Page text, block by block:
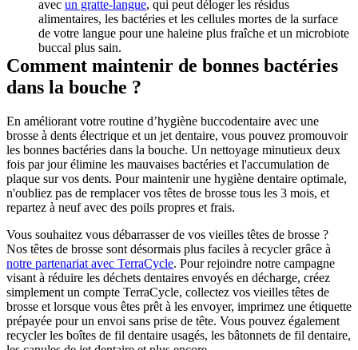
avec un gratte-langue, qui peut déloger les résidus
alimentaires, les bactéries et les cellules mortes de la surface
de votre langue pour une haleine plus fraîche et un microbiote
buccal plus sain.
Comment maintenir de bonnes bactéries
dans la bouche ?
En améliorant votre routine d’hygiène buccodentaire avec une
brosse à dents électrique et un jet dentaire, vous pouvez promouvoir
les bonnes bactéries dans la bouche. Un nettoyage minutieux deux
fois par jour élimine les mauvaises bactéries et l'accumulation de
plaque sur vos dents. Pour maintenir une hygiène dentaire optimale,
n'oubliez pas de remplacer vos têtes de brosse tous les 3 mois, et
repartez à neuf avec des poils propres et frais.
Vous souhaitez vous débarrasser de vos vieilles têtes de brosse ?
notre partenariat avec TerraCycle. Pour rejoindre notre campagne
visant à réduire les déchets dentaires envoyés en décharge, créez
simplement un compte TerraCycle, collectez vos vieilles têtes de
brosse et lorsque vous êtes prêt à les envoyer, imprimez une étiquette
prépayée pour un envoi sans prise de tête. Vous pouvez également
recycler les boîtes de fil dentaire usagés, les bâtonnets de fil dentaire,